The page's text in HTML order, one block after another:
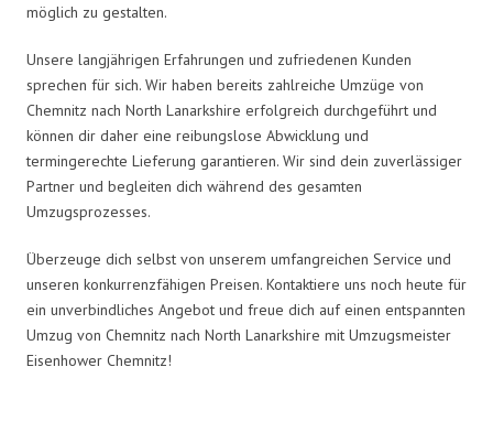
möglich zu gestalten.
Unsere langjährigen Erfahrungen und zufriedenen Kunden
sprechen für sich. Wir haben bereits zahlreiche Umzüge von
Chemnitz nach North Lanarkshire erfolgreich durchgeführt und
können dir daher eine reibungslose Abwicklung und
termingerechte Lieferung garantieren. Wir sind dein zuverlässiger
Partner und begleiten dich während des gesamten
Umzugsprozesses.
Überzeuge dich selbst von unserem umfangreichen Service und
unseren konkurrenzfähigen Preisen. Kontaktiere uns noch heute für
ein unverbindliches Angebot und freue dich auf einen entspannten
Umzug von Chemnitz nach North Lanarkshire mit Umzugsmeister
Eisenhower Chemnitz!